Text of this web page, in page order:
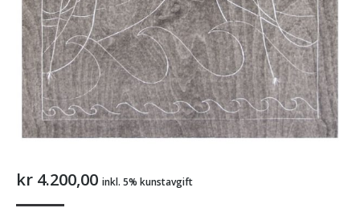
kr 4.200,00 inkl. 5% kunstavgift